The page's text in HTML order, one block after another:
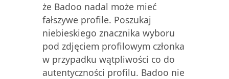
że Badoo nadal może mieć
fałszywe profile. Poszukaj
niebieskiego znacznika wyboru
pod zdjęciem profilowym członka
w przypadku wątpliwości co do
autentyczności profilu. Badoo nie